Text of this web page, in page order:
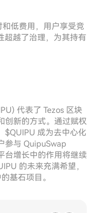
低费用，用户享受竞
超越了治理，为其持有
代表了 Tezos 区块
创新的方式。通过赋权
$QUIPU 成为去中心化
参与 QuipuSwap
台增长中的作用将继续
的未来充满希望，
基石项目。